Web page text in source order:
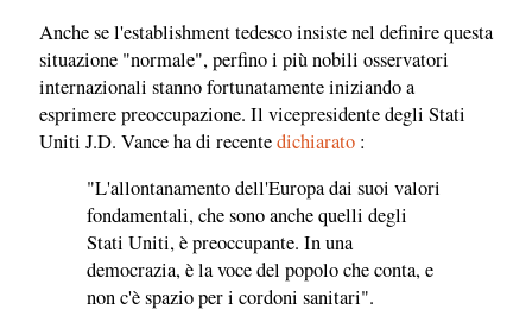
Anche se l'establishment tedesco insiste nel definire questa
situazione "normale", perfino i più nobili osservatori
internazionali stanno fortunatamente iniziando a
esprimere preoccupazione. Il vicepresidente degli Stati
Uniti J.D. Vance ha di recentedichiarato :
"L'allontanamento dell'Europa dai suoi valori
fondamentali, che sono anche quelli degli
Stati Uniti, è preoccupante. In una
democrazia, è la voce del popolo che conta, e
non c'è spazio per i cordoni sanitari".